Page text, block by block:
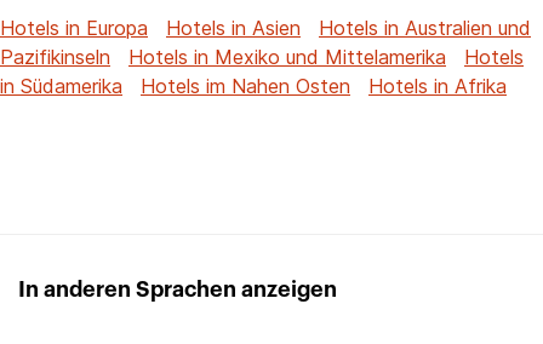
Hotels in Europa
Hotels in Asien
Hotels in Australien und
Pazifikinseln
Hotels in Mexiko und Mittelamerika
Hotels
in Südamerika
Hotels im Nahen Osten Hotels in Afrika
In anderen Sprachen anzeigen